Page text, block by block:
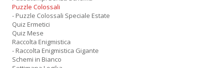
Puzzle Colossali
- Puzzle Colossali Speciale Estate
Quiz Ermetici
Quiz Mese
Raccolta Enigmistica
- Raccolta Enigmistica Gigante
Schemi in Bianco